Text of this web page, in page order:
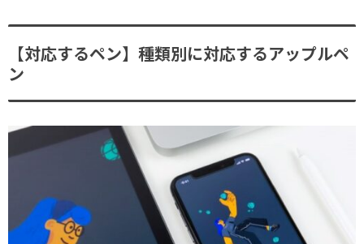
【対応するペン】種類別に対応するアップルペ
ン